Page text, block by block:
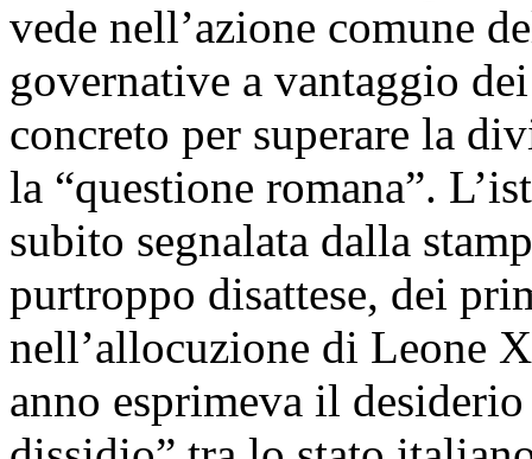
vede nell’azione comune
governative a vantaggio
concreto per superare la
la “questione romana”.
subito segnalata dalla
purtroppo disattese, dei
nell’allocuzione di Leone
anno esprimeva il